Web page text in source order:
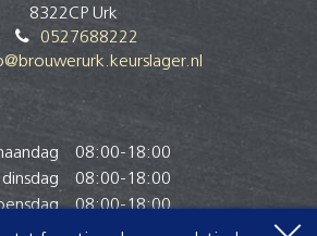
8322CP Urk
0527688222
08:00-18:00
dinsdag
08:00-18:00
08:00-18:00
08:00 -